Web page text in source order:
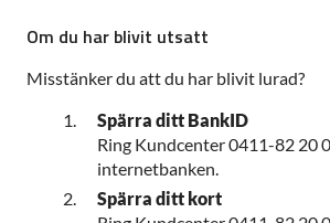
Om du har blivit utsatt
Misstänker du att du har blivit lurad?
Spärra ditt BankID
Ring Kundcenter 0411-82 20
internetbanken.
Spärra ditt kort